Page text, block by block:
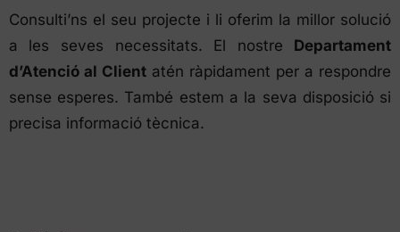
Consulti’ns el seu projecte i li oferim la millor solució
a les seves necessitats. El nostre Departament
d’Atenció al Client atén ràpidament per a respondre
sense esperes. També estem a la seva disposició si
precisa informació tècnica.